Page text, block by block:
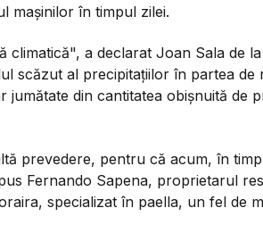
maşinilor în timpul zilei.
climatică", a declarat Joan Sala de
scăzut al precipitaţiilor în partea de
din cantitatea obişnuită de
prevedere, pentru că acum, în
Fernando Sapena, proprietarul
specializat în paella, un fel de